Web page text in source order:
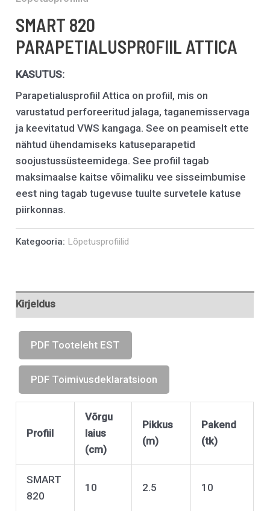
SMART 820
PARAPETIALUSPROFIIL ATTICA
KASUTUS:
Parapetialusprofiil Attica on profiil, mis on
varustatud perforeeritud jalaga, taganemisservaga
ja keevitatud VWS kangaga. See on peamiselt ette
nähtud ühendamiseks katuseparapetid
soojustussüsteemidega. See profiil tagab
maksimaalse kaitse võimaliku vee sisseimbumise
eest ning tagab tugevuse tuulte survetele katuse
piirkonnas.
Kategooria: Lõpetusprofiilid
Kirjeldus
PDF Tooteleht EST
PDF Toimivusdeklaratsioon
Profiil
Võrgu
laius
(cm)
Pikkus
(m)
Pakend
(tk)
SMART
820
10 2.5 10